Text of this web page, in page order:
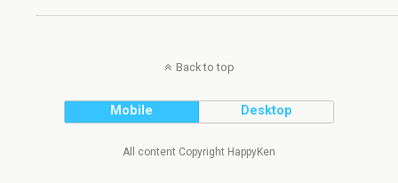
Back to top
Mobile Desktop
All content Copyright HappyKen